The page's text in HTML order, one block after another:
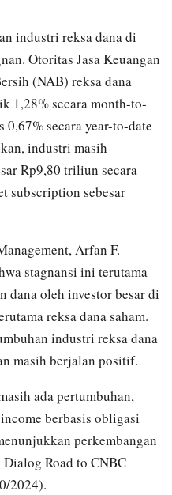
industri reksa dana di
Otoritas Jasa Keuangan
(NAB) reksa dana
1,28% secara month-to-
secara year-to-date
industri masih
Rp9,80 triliun secara
subscription sebesar
Arfan F.
stagnansi ini terutama
dana oleh investor besar di
reksa dana saham.
industri reksa dana
masih berjalan positif.
ada pertumbuhan,
berbasis obligasi
perkembangan
Road to CNBC
2024).